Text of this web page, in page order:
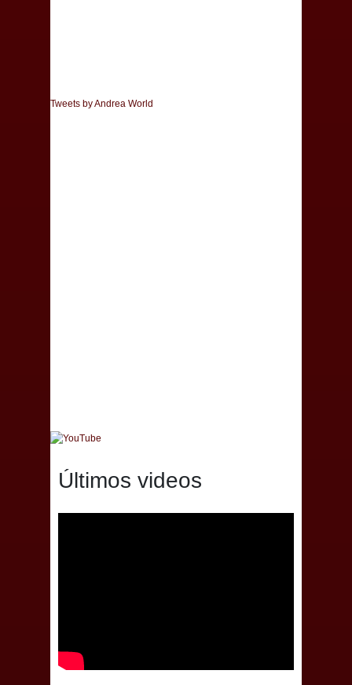
Tweets by Andrea World
Últimos videos